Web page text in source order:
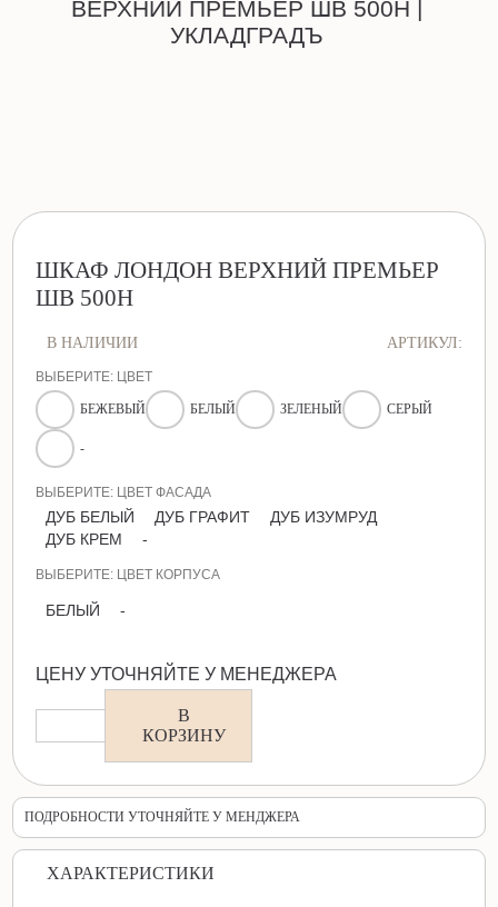
ШКАФ ЛОНДОН ВЕРХНИЙ ПРЕМЬЕР
ШВ 500Н
В НАЛИЧИИ АРТИКУЛ:
ВЫБЕРИТЕ: ЦВЕТ
БЕЖЕВЫЙ БЕЛЫЙ ЗЕЛЕНЫЙ СЕРЫЙ
-
ВЫБЕРИТЕ: ЦВЕТ ФАСАДА
ДУБ БЕЛЫЙ ДУБ ГРАФИТ
ДУБ ИЗУМРУД
ДУБ КРЕМ
-
ВЫБЕРИТЕ: ЦВЕТ КОРПУСА
БЕЛЫЙ -
ЦЕНУ УТОЧНЯЙТЕ У МЕНЕДЖЕРА
В
КОРЗИНУ
ПОДРОБНОСТИ УТОЧНЯЙТЕ У МЕНДЖЕРА
ХАРАКТЕРИСТИКИ